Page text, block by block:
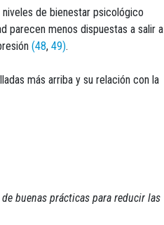
de bienestar psicológico
parecen menos dispuestas a salir a
(48, 49).
más arriba y su relación con la
buenas prácticas para reducir las